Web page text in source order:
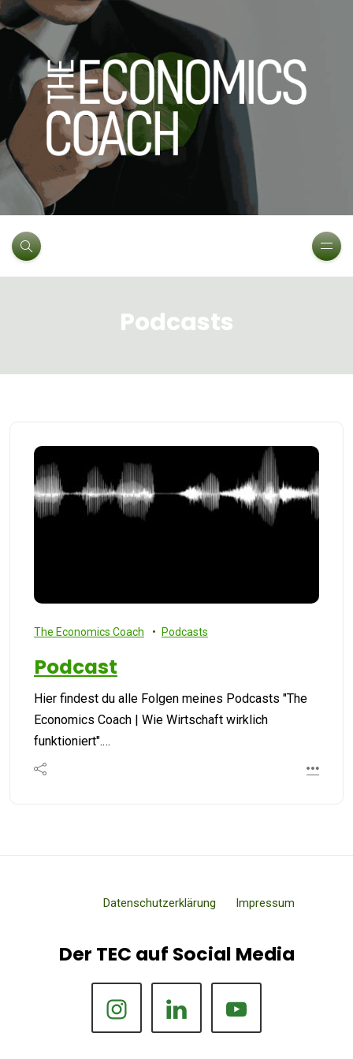
Podcasts
The Economics Coach Podcasts
Podcast
Hier findest du alle Folgen meines Podcasts "The
Economics Coach | Wie Wirtschaft wirklich
funktioniert".…
Datenschutzerklärung Impressum
Der TEC auf Social Media